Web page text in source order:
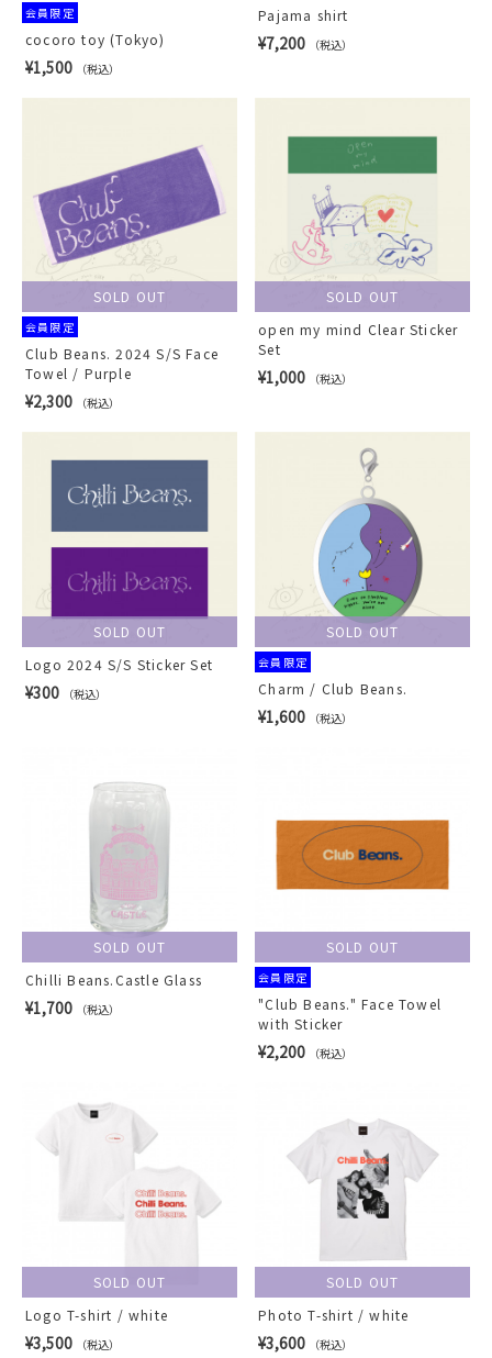
会員限定
cocoro toy (Tokyo)
¥1,500 （税込）
Pajama shirt
¥7,200 （税込）
SOLD OUT
会員限定
Club Beans. 2024 S/S Face
Towel / Purple
¥2,300 （税込）
SOLD OUT
open my mind Clear Sticker
Set
¥1,000 （税込）
SOLD OUT
Logo 2024 S/S Sticker Set
¥300 （税込）
SOLD OUT
会員限定
Charm / Club Beans.
¥1,600 （税込）
SOLD OUT
Chilli Beans.Castle Glass
¥1,700 （税込）
SOLD OUT
会員限定
"Club Beans." Face Towel
with Sticker
¥2,200 （税込）
SOLD OUT
Logo T-shirt / white
¥3,500 （税込）
SOLD OUT
Photo T-shirt / white
¥3,600 （税込）